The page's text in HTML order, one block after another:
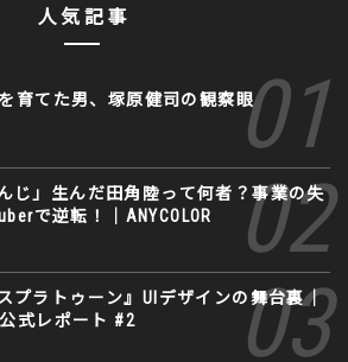
人気記事
を育てた男、塚原健司の観察眼
じ」生んだ田角陸って何者？事業の失
で逆転！｜ANYCOLOR
プラトゥーン』UIデザインの舞台裏｜
式レポート #2